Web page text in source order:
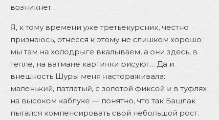
возникнет…
Я, к тому времени уже третьекурсник, честно
признаюсь, отнесся к этому не слишком хорошо:
мы там на холодрыге вкалываем, а они здесь, в
тепле, на ватмане картинки рисуют… Да и
внешность Шуры меня настораживала:
маленький, патлатый, с золотой фиксой и в туфлях
на высоком каблуке — понятно, что так Башлак
пытался компенсировать свой небольшой рост.